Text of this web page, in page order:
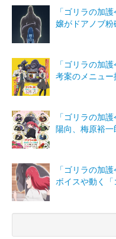
「ゴリラの加
嬢がドアノブ
「ゴリラの加
考案のメニュー
「ゴリラの加
陽向、梅原裕
「ゴリラの加
ボイスや動く